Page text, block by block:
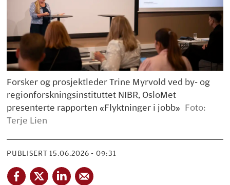
Forsker og prosjektleder Trine Myrvold ved by- og
regionforskningsinstituttet NIBR, OsloMet
presenterte rapporten «Flyktninger i jobb» Foto:
Terje Lien
PUBLISERT 15.06.2026 - 09:31